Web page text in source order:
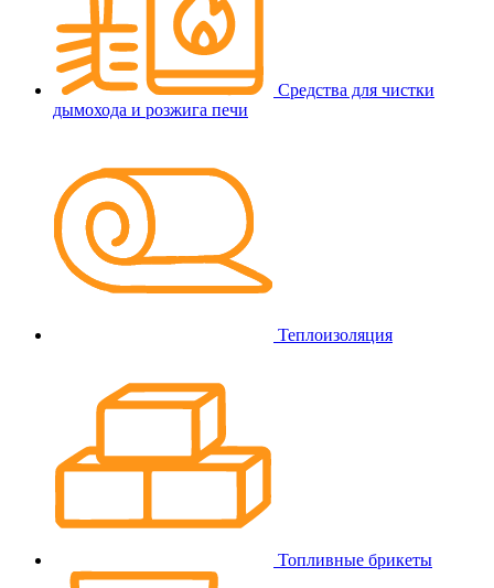
Средства для чистки
дымохода и розжига печи
Теплоизоляция
Топливные брикеты